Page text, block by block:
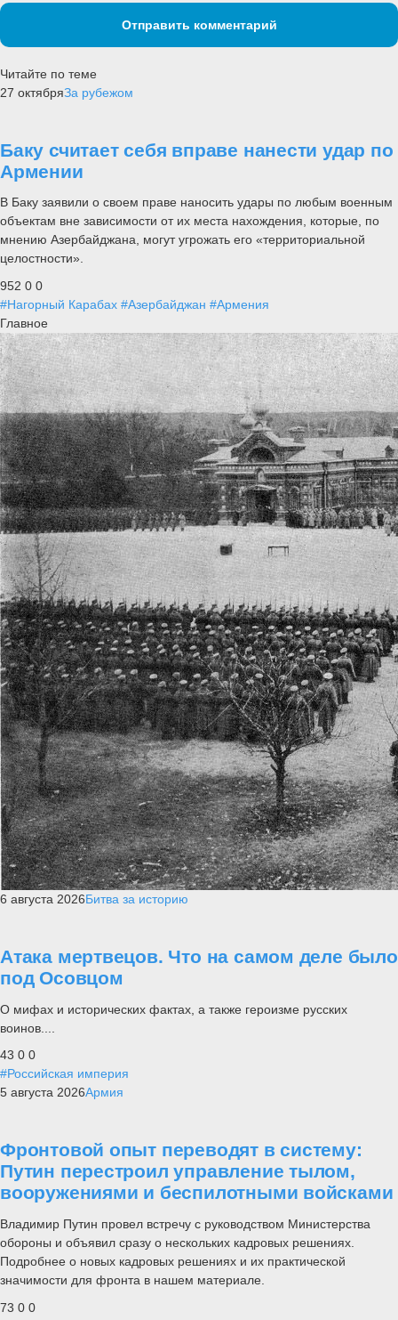
Отправить комментарий
Читайте по теме
27 октябряЗа рубежом
Баку считает себя вправе нанести удар по
Армении
В Баку заявили о своем праве наносить удары по любым военным
объектам вне зависимости от их места нахождения, которые, по
мнению Азербайджана, могут угрожать его «территориальной
целостности».
952 0 0
#Нагорный Карабах #Азербайджан #Армения
Главное
6 августа 2026Битва за историю
Атака мертвецов. Что на самом деле было
под Осовцом
О мифах и исторических фактах, а также героизме русских
воинов....
43 0 0
#Российская империя
5 августа 2026Армия
Фронтовой опыт переводят в систему:
Путин перестроил управление тылом,
вооружениями и беспилотными войсками
Владимир Путин провел встречу с руководством Министерства
обороны и объявил сразу о нескольких кадровых решениях.
Подробнее о новых кадровых решениях и их практической
значимости для фронта в нашем материале.
73 0 0